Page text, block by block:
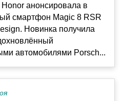
анонсировала в
смартфон Magic 8 RSR
Новинка получила
автомобилями Porsch...